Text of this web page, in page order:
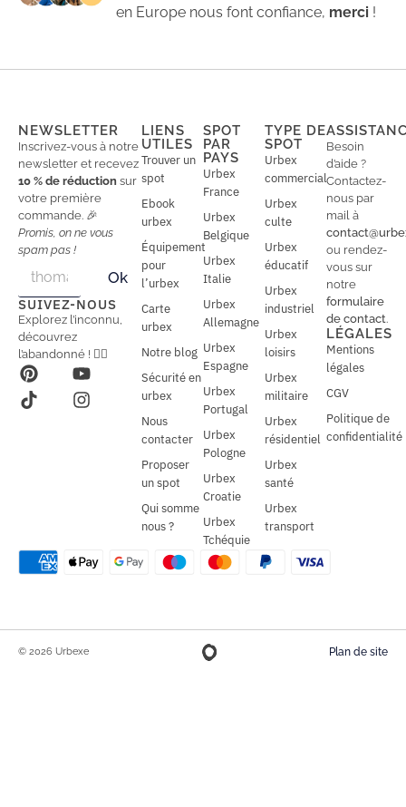
en Europe nous font confiance, merci !
NEWSLETTER
Inscrivez-vous à notre
newsletter et recevez
10 % de réduction sur
votre première
commande. 🎉
Promis, on ne vous
spam pas !
a
i
l
a
i
l
*
Ok
SUIVEZ-NOUS
Explorez l’inconnu,
découvrez
l’abandonné ! 🕵️‍♂️
LIENS
UTILES
Trouver un
spot
Ebook
urbex
Équipement
pour
l’urbex
Carte
urbex
Notre blog
Sécurité en
urbex
Nous
contacter
Proposer
un spot
Qui somme
nous ?
SPOT
PAR
PAYS
Urbex
France
Urbex
Belgique
Urbex
Italie
Urbex
Allemagne
Urbex
Espagne
Urbex
Portugal
Urbex
Pologne
Urbex
Croatie
Urbex
Tchéquie
TYPE DE
SPOT
Urbex
commercial
Urbex
culte
Urbex
éducatif
Urbex
industriel
Urbex
loisirs
Urbex
militaire
Urbex
résidentiel
Urbex
santé
Urbex
transport
Besoin
d’aide ?
Contactez-
nous par
mail à
ou rendez-
vous sur
notre
formulaire
de contact.
LÉGALES
Mentions
légales
CGV
Politique de
confidentialité
© 2026 Urbexe Plan de site